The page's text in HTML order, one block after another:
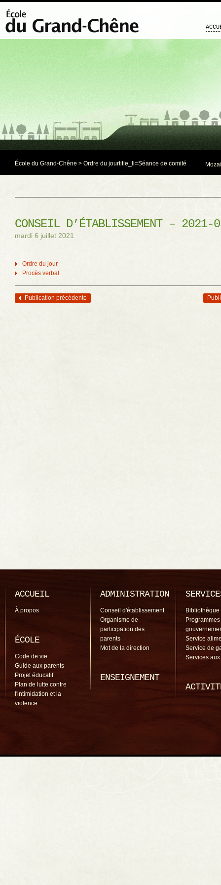
École du Grand-Chêne > Ordre du jourtitle_li=Séance de comité
CONSEIL D’ÉTABLISSEMENT – 2021-
mardi 6 juillet 2021
Ordre du jour
Procès verbal
Navigation des articles
Publication précédente
ACCUEIL
À propos
ÉCOLE
Code de vie
Guide aux parents
Projet éducatif
Plan de lutte contre
l'intimidation et la
violence
ADMINISTRATION
Conseil d'établissement
Organisme de
participation des
parents
Mot de la direction
ENSEIGNEMENT
Bibliothèque
Programmes
Service
Service de
Services